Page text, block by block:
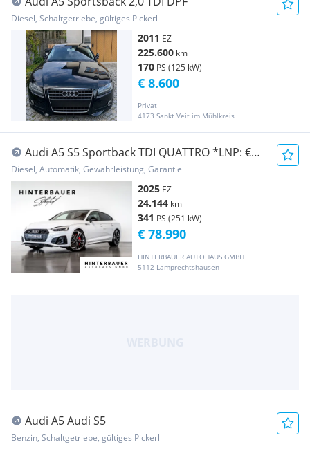
Diesel, Schaltgetriebe, gültiges Pickerl
2011 EZ
225.600 km
170 PS (125 kW)
Privat
4173 Sankt Veit im Mühlkreis
€ 8.600
Audi A5 S5 Sportback TDI QUATTRO *LNP: €
120.523*- 34,5%
Diesel, Automatik, Gewährleistung, Garantie
2025 EZ
24.144 km
341 PS (251 kW)
HINTERBAUER AUTOHAUS GMBH
5112 Lamprechtshausen
€ 78.990
Audi A5 Audi S5
Benzin, Schaltgetriebe, gültiges Pickerl